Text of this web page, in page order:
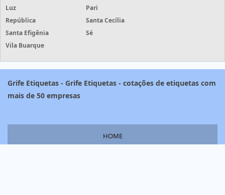
Luz
Pari
República
Santa Cecília
Santa Efigênia
Sé
Vila Buarque
Grife Etiquetas - Grife Etiquetas - cotações de etiquetas com
mais de 50 empresas
HOME